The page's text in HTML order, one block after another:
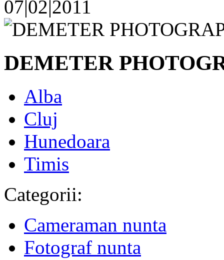
07|02|2011
DEMETER
Alba
Cluj
Hunedoara
Timis
Categorii:
Cameraman nunta
Fotograf nunta